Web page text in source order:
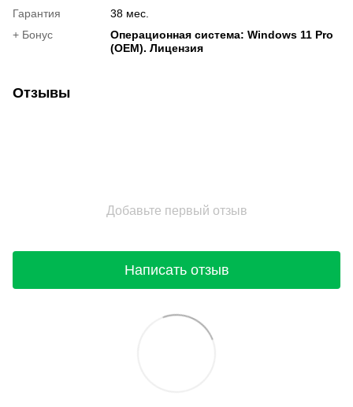
Гарантия
38 мес.
+ Бонус
Операционная система: Windows 11 Pro
(OEM). Лицензия
Отзывы
Добавьте первый отзыв
Написать отзыв